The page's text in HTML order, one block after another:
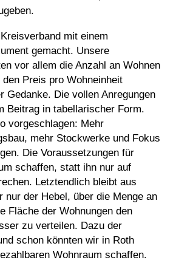
mit einem
gemacht. Unsere
vor allem die Anzahl an Wohnen
Preis pro Wohneinheit
Gedanke. Die vollen Anregungen
Beitrag in tabellarischer Form.
vorgeschlagen: Mehr
mehr Stockwerke und Fokus
Die Voraussetzungen für
schaffen, statt ihn nur auf
Letztendlich bleibt aus
nur der Hebel, über die Menge an
Fläche der Wohnungen den
zu verteilen. Dazu der
schon könnten wir in Roth
Wohnraum schaffen.